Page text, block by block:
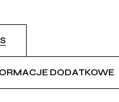
DODATKOWE